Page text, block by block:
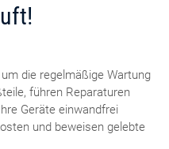
die regelmäßige Wartung
führen Reparaturen
Geräte einwandfrei
und beweisen gelebte